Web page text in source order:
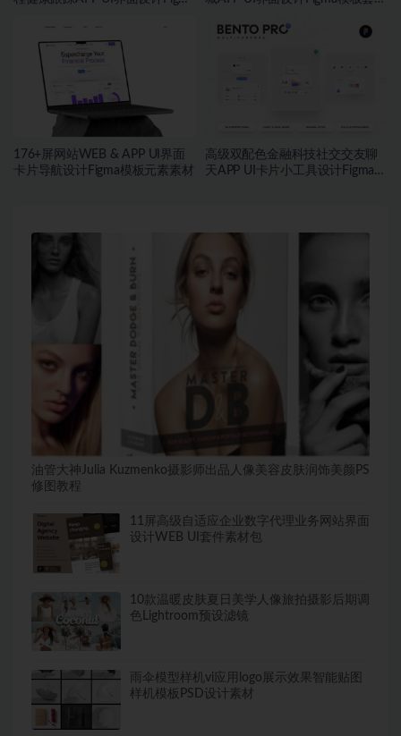
176+屏网站WEB & APP UI界面
卡片导航设计Figma模板元素素材
高级双配色金融科技社交交友聊
天APP UI卡片小工具设计Figma格
油管大神Julia Kuzmenko摄影师出品人像美容皮肤润饰美颜PS
修图教程
11屏高级自适应企业数字代理业务网站界面
设计WEB UI套件素材包
10款温暖皮肤夏日美学人像旅拍摄影后期调
色Lightroom预设滤镜
雨伞模型样机vi应用logo展示效果智能贴图
样机模板PSD设计素材